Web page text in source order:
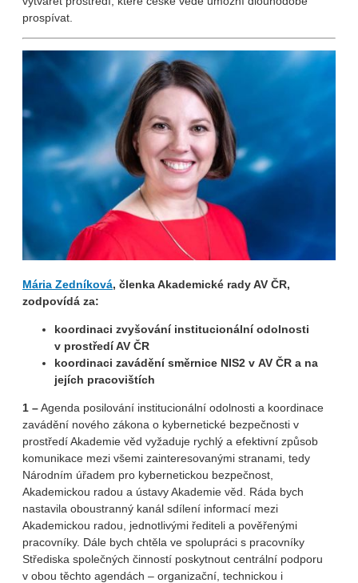
prospívat.
Mária Zedníková, členka Akademické rady AV ČR,
zodpovídá za:
koordinaci zvyšování institucionální odolnosti
v prostředí AV ČR
koordinaci zavádění směrnice NIS2 v AV ČR a na
jejích pracovištích
1 –Agenda posilování institucionální odolnosti a koordinace
zavádění nového zákona o kybernetické bezpečnosti v
prostředí Akademie věd vyžaduje rychlý a efektivní způsob
komunikace mezi všemi zainteresovanými stranami, tedy
Národním úřadem pro kybernetickou bezpečnost,
Akademickou radou a ústavy Akademie věd. Ráda bych
nastavila oboustranný kanál sdílení informací mezi
Akademickou radou, jednotlivými řediteli a pověřenými
pracovníky. Dále bych chtěla ve spolupráci s pracovníky
Střediska společných činností poskytnout centrální podporu
v obou těchto agendách – organizační, technickou i